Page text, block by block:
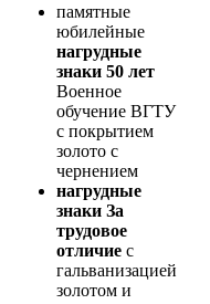
памятные
юбилейные
нагрудные
знаки 50 лет
Военное
обучение ВГТУ
с покрытием
золото с
чернением
нагрудные
знаки За
трудовое
отличие с
гальванизацией
золотом и